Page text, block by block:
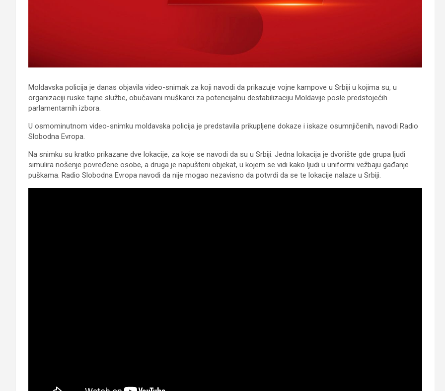
Moldavska policija je danas objavila video-snimak za koji navodi da prikazuje vojne kampove u Srbiji u kojima su, u
organizaciji ruske tajne službe, obučavani muškarci za potencijalnu destabilizaciju Moldavije posle predstojećih
parlamentarnih izbora.
U osmominutnom video-snimku moldavska policija je predstavila prikupljene dokaze i iskaze osumnjičenih, navodi Radio
Slobodna Evropa.
Na snimku su kratko prikazane dve lokacije, za koje se navodi da su u Srbiji. Jedna lokacija je dvorište gde grupa ljudi
simulira nošenje povređene osobe, a druga je napušteni objekat, u kojem se vidi kako ljudi u uniformi vežbaju gađanje
puškama. Radio Slobodna Evropa navodi da nije mogao nezavisno da potvrdi da se te lokacije nalaze u Srbiji.